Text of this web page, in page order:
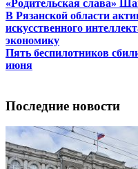
«Родительская слава»
В Рязанской области
искусственного
экономику
Пять беспилотников
июня
Последние новости